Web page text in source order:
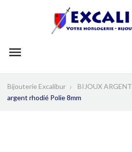

Bijouterie Excalibur BIJOUX ARGENT
argent rhodié Polie 8mm